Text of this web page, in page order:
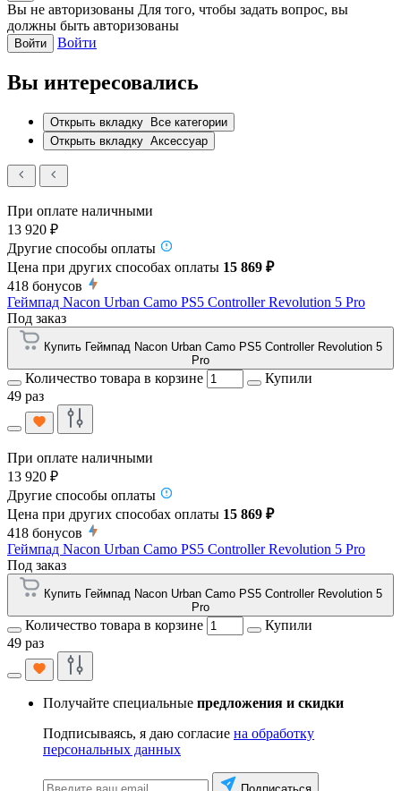
Вы не авторизованы Для того, чтобы задать вопрос, вы
должны быть авторизованы
Войти Войти
Вы интересовались
Открыть вкладку Все категории
Открыть вкладку Аксессуар
При оплате наличными
13 920 ₽
Другие способы оплаты
Цена при других способах оплаты 15 869 ₽
418 бонусов
Геймпад Nacon Urban Camo PS5 Controller Revolution 5 Pro
Под заказ
Купить Геймпад Nacon Urban Camo PS5 Controller Revolution 5
Pro
Количество товара в корзине
Купили
49 раз
При оплате наличными
13 920 ₽
Другие способы оплаты
Цена при других способах оплаты 15 869 ₽
418 бонусов
Геймпад Nacon Urban Camo PS5 Controller Revolution 5 Pro
Под заказ
Купить Геймпад Nacon Urban Camo PS5 Controller Revolution 5
Pro
Количество товара в корзине
Купили
49 раз
Получайте специальные предложения и скидки
Подписываясь, я даю согласие на обработку
персональных данных